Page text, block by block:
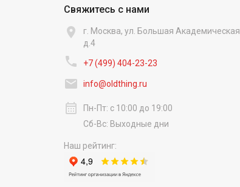
Свяжитесь с нами

г. Москва, ул. Большая Академическая
д.4
 +7 (499) 404-23-23‬
 info@oldthing.ru
calendar_month
Пн-Пт: с 10:00 до 19:00
Сб-Вс: Выходные дни
Наш рейтинг: